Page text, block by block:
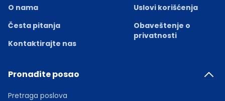
O nama
Česta pitanja
Kontaktirajte nas
Uslovi korišćenja
Obaveštenje o
privatnosti
Pronađite posao
Pretraga poslova